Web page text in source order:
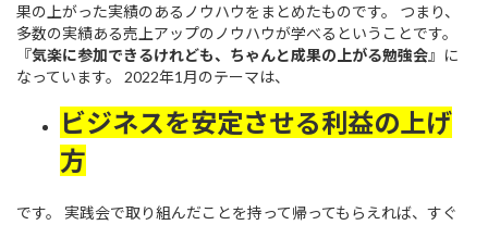
果の上がった実績のあるノウハウをまとめたものです。 つまり、
多数の実績ある売上アップのノウハウが学べるということです。
『気楽に参加できるけれども、ちゃんと成果の上がる勉強会』に
なっています。 2022年1月のテーマは、
ビジネスを安定させる利益の上げ
方
です。 実践会で取り組んだことを持って帰ってもらえれば、すぐ